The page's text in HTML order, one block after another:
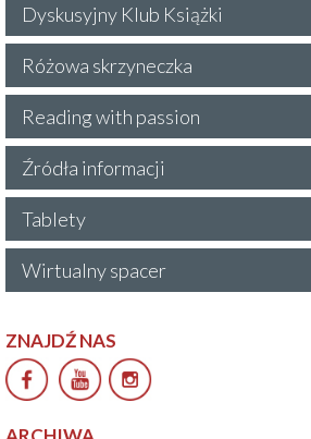
Dyskusyjny Klub Książki
Różowa skrzyneczka
Reading with passion
Źródła informacji
Tablety
Wirtualny spacer
ZNAJDŹ NAS